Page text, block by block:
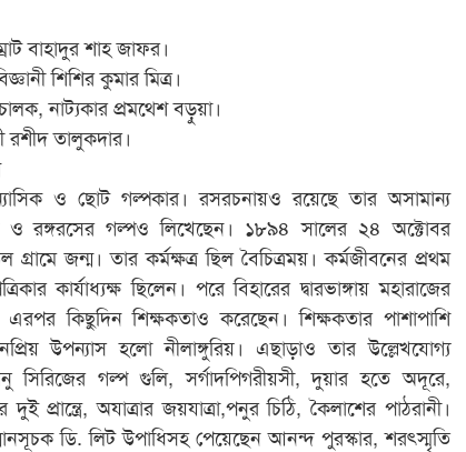
বাহাদুর শাহ জাফর।
শিশির কুমার মিত্র।
নাট্যকার প্রমথেশ বড়ুয়া।
রশীদ তালুকদার।
ও ছোট গল্পকার। রসরচনায়ও রয়েছে তার অসামান্য
রঙ্গরসের গল্পও লিখেছেন। ১৮৯৪ সালের ২৪ অক্টোবর
গ্রামে জন্ম। তার কর্মক্ষত্র ছিল বৈচিত্রময়। কর্মজীবনের প্রথম
কার্যাধ্যক্ষ ছিলেন। পরে বিহারের দ্বারভাঙ্গায় মহারাজের
কিছুদিন শিক্ষকতাও করেছেন। শিক্ষকতার পাশাপাশি
উপন্যাস হলো নীলাঙ্গুরিয়। এছাড়াও তার উল্লেখযোগ্য
সিরিজের গল্প গুলি, সর্গাদপিগরীয়সী, দুয়ার হতে অদূরে,
প্রান্ত্রে, অযাত্রার জয়যাত্রা,পনুর চিঠি, কৈলাশের পাঠরানী।
ডি. লিট উপাধিসহ পেয়েছেন আনন্দ পুরস্কার, শরৎস্মৃতি